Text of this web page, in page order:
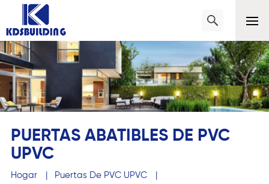
PUERTAS ABATIBLES DE PVC
UPVC
Hogar | Puertas De PVC UPVC
|